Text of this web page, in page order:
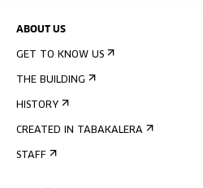
ABOUT US
GET TO KNOW US
THE BUILDING
HISTORY
CREATED IN TABAKALERA
STAFF